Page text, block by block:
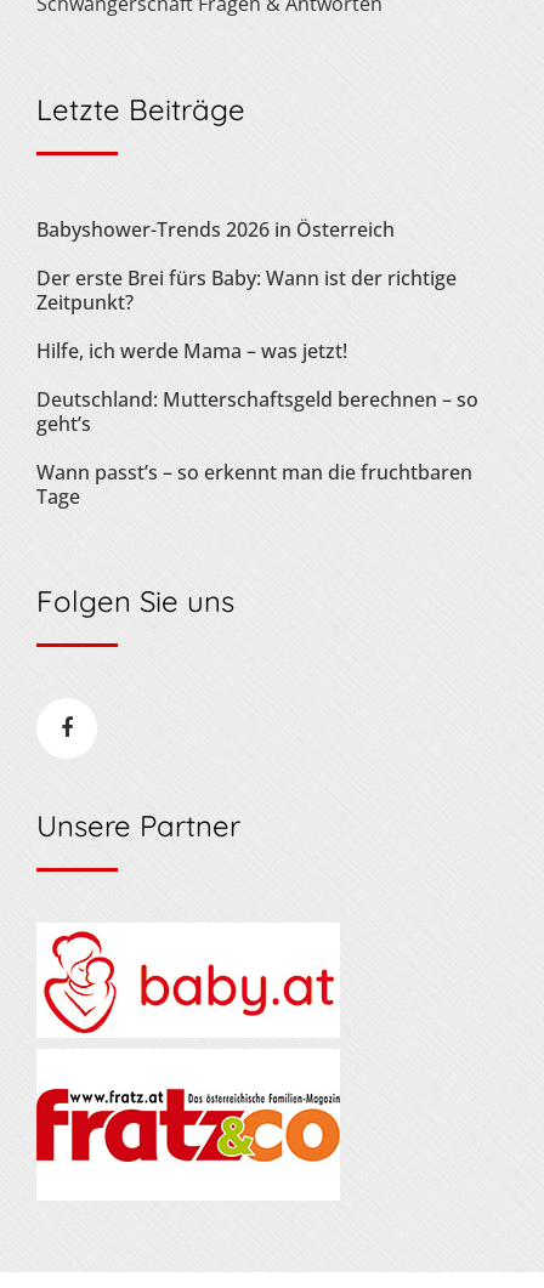
Letzte Beiträge
Babyshower-Trends 2026 in Österreich
Der erste Brei fürs Baby: Wann ist der richtige
Zeitpunkt?
Hilfe, ich werde Mama – was jetzt!
Deutschland: Mutterschaftsgeld berechnen – so
geht’s
Wann passt’s – so erkennt man die fruchtbaren
Tage
Folgen Sie uns
Unsere Partner